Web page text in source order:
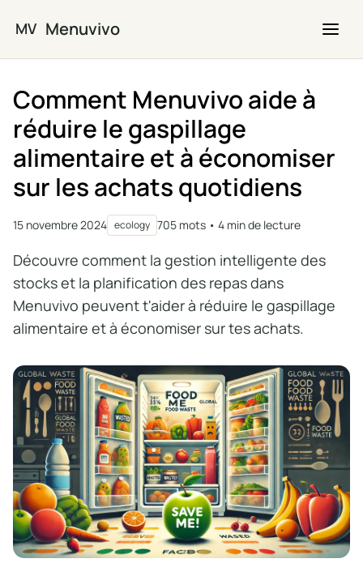
MV Menuvivo
Comment Menuvivo aide à
réduire le gaspillage
alimentaire et à économiser
sur les achats quotidiens
15 novembre 2024 ecology 705 mots • 4 min de lecture
Découvre comment la gestion intelligente des
stocks et la planification des repas dans
Menuvivo peuvent t'aider à réduire le gaspillage
alimentaire et à économiser sur tes achats.